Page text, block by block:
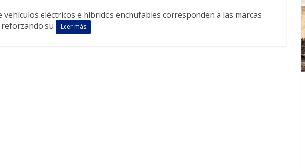
vehículos eléctricos e híbridos enchufables corresponden a las marcas
su
Leer más